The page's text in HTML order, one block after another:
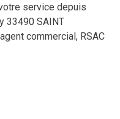
service depuis
33490 SAINT
commercial, RSAC